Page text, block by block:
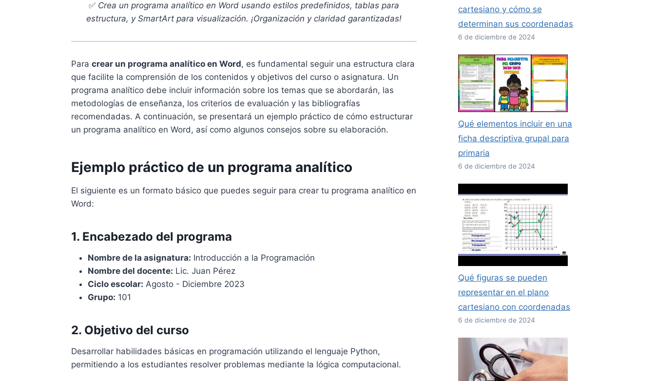
✅ Crea un programa analítico en Word usando estilos predefinidos, tablas para
estructura, y SmartArt para visualización. ¡Organización y claridad garantizadas!
Para crear un programa analítico en Word, es fundamental seguir una estructura clara
que facilite la comprensión de los contenidos y objetivos del curso o asignatura. Un
programa analítico debe incluir información sobre los temas que se abordarán, las
metodologías de enseñanza, los criterios de evaluación y las bibliografías
recomendadas. A continuación, se presentará un ejemplo práctico de cómo estructurar
un programa analítico en Word, así como algunos consejos sobre su elaboración.
Ejemplo práctico de un programa analítico
El siguiente es un formato básico que puedes seguir para crear tu programa analítico en
Word:
1. Encabezado del programa
Nombre de la asignatura: Introducción a la Programación
Nombre del docente: Lic. Juan Pérez
Ciclo escolar: Agosto - Diciembre 2023
Grupo: 101
2. Objetivo del curso
Desarrollar habilidades básicas en programación utilizando el lenguaje Python,
permitiendo a los estudiantes resolver problemas mediante la lógica computacional.
cartesiano y cómo se
determinan sus coordenadas
6 de diciembre de 2024
Qué elementos incluir en una
ficha descriptiva grupal para
primaria
6 de diciembre de 2024
Qué figuras se pueden
representar en el plano
cartesiano con coordenadas
6 de diciembre de 2024